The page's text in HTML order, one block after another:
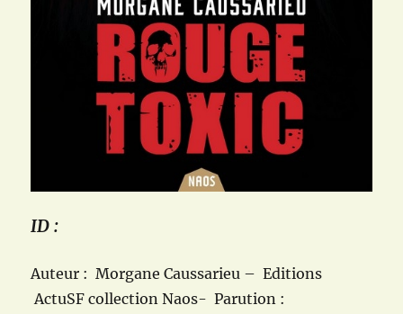
ID :
Auteur : Morgane Caussarieu – Editions
ActuSF collection Naos- Parution :